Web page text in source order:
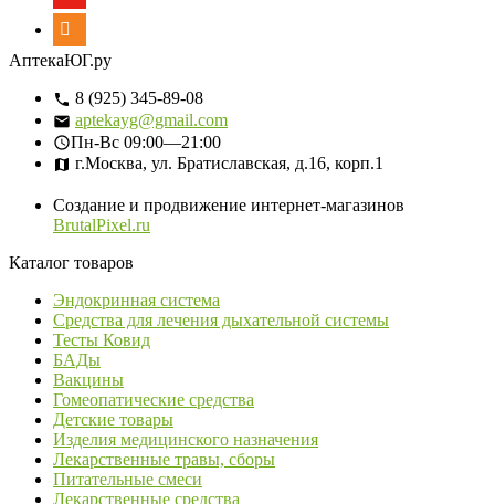
АптекаЮГ.ру
8 (925) 345-89-08
aptekayg@gmail.com
Пн-Вс 09:00—21:00
г.Москва, ул. Братиславская, д.16, корп.1
Создание и продвижение интернет-магазинов
BrutalPixel.ru
Каталог товаров
Эндокринная система
Средства для лечения дыхательной системы
Тесты Ковид
БАДы
Вакцины
Гомеопатические средства
Детские товары
Изделия медицинского назначения
Лекарственные травы, сборы
Питательные смеси
Лекарственные средства